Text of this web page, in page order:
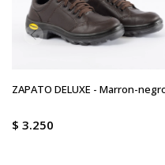
ZAPATO DELUXE - Marron-
$ 3.250